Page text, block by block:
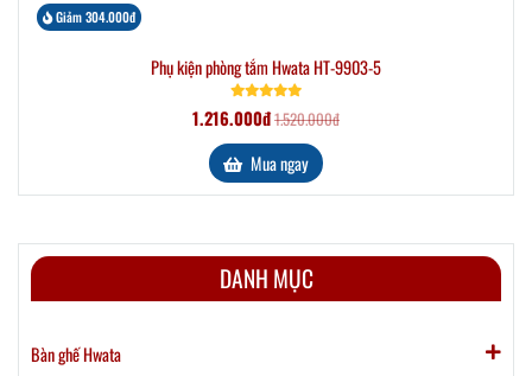
Giảm 304.000đ
Phụ kiện phòng tắm Hwata HT-9903-5
1.216.000đ1.520.000đ
Mua ngay
DANH MỤC
Bàn ghế Hwata